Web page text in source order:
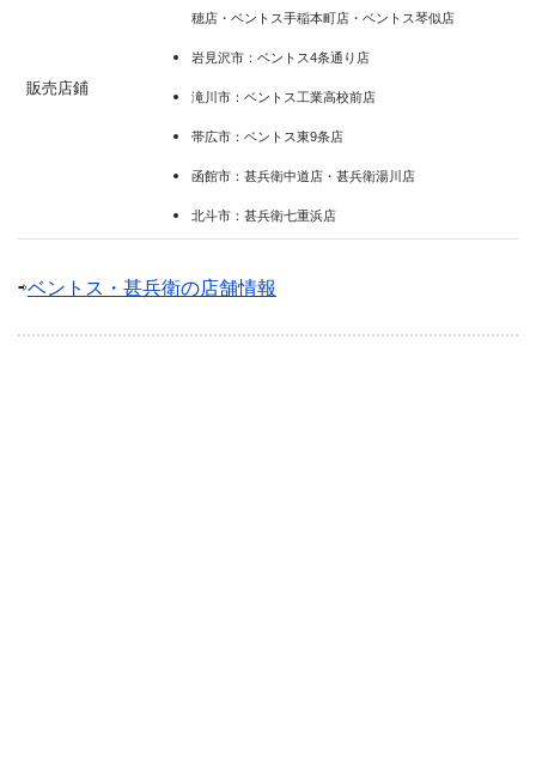
販売店鋪
穂店・ベントス手稲本町店・ベントス琴似店
岩見沢市：ベントス4条通り店
滝川市：ベントス工業高校前店
帯広市：ベントス東9条店
函館市：甚兵衛中道店・甚兵衛湯川店
北斗市：甚兵衛七重浜店
⇨ベントス・甚兵衛の店舗情報